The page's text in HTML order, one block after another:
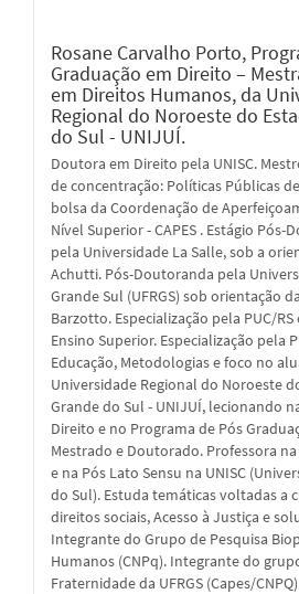
Rosane Carvalho Porto,
Graduação em Direito –
em Direitos Humanos, da
Regional do Noroeste do
do Sul - UNIJUÍ.
Doutora em Direito pela UNISC.
de concentração: Políticas Públicas
bolsa da Coordenação de
Nível Superior - CAPES . Estágio
pela Universidade La Salle, sob a
Achutti. Pós-Doutoranda pela
Grande Sul (UFRGS) sob orientação
Barzotto. Especialização pela PUC/
Ensino Superior. Especialização pela
Educação, Metodologias e foco no
Universidade Regional do Noroeste
Grande do Sul - UNIJUÍ, lecionando
Direito e no Programa de Pós
Mestrado e Doutorado. Professora
e na Pós Lato Sensu na UNISC
do Sul). Estuda temáticas voltadas a
direitos sociais, Acesso à Justiça e
Integrante do Grupo de Pesquisa
Humanos (CNPq). Integrante do
Fraternidade da UFRGS (Capes/